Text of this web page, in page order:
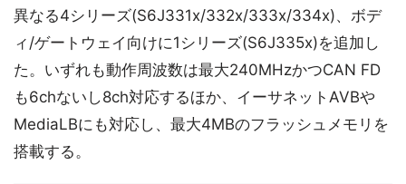
異なる4シリーズ(S6J331x/332x/333x/334x)、ボデ
ィ/ゲートウェイ向けに1シリーズ(S6J335x)を追加し
た。いずれも動作周波数は最大240MHzかつCAN FD
も6chないし8ch対応するほか、イーサネットAVBや
MediaLBにも対応し、最大4MBのフラッシュメモリを
搭載する。